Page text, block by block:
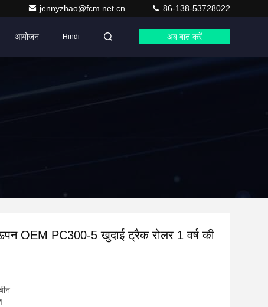
jennyzhao@fcm.net.cn 86-138-53728022
आयोजन Hindi अब बात करें
OEM PC300-5 खुदाई ट्रैक रोलर 1 वर्ष की